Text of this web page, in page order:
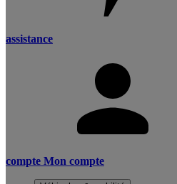
assistance
compte Mon compte